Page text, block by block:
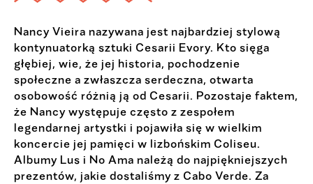
Nancy Vieira nazywana jest najbardziej stylową
kontynuatorką sztuki Cesarii Evory. Kto sięga
głębiej, wie, że jej historia, pochodzenie
społeczne a zwłaszcza serdeczna, otwarta
osobowość różnią ją od Cesarii. Pozostaje faktem,
że Nancy występuje często z zespołem
legendarnej artystki i pojawiła się w wielkim
koncercie jej pamięci w lizbońskim Coliseu.
Albumy Lus i No Ama należą do najpiękniejszych
prezentów, jakie dostaliśmy z Cabo Verde. Za